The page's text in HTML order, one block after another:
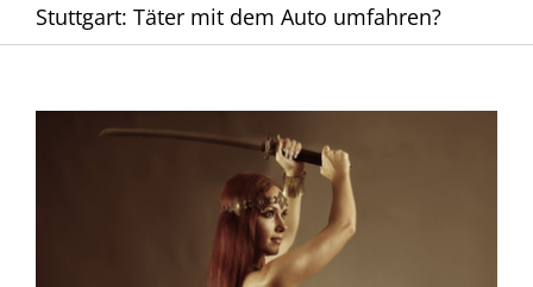
Stuttgart: Täter mit dem Auto umfahren?